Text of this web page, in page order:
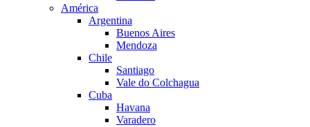
América
Argentina
Buenos Aires
Mendoza
Chile
Santiago
Vale do Colchagua
Cuba
Havana
Varadero